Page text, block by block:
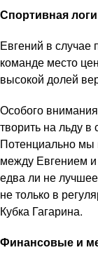
Спортивная
Евгений в случае
команде место
высокой долей
Особого
творить на льду
Потенциально мы
между Евгением
едва ли не
не только в
Кубка Гагарина.
Финансовые и